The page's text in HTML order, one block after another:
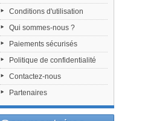
Conditions d'utilisation
Qui sommes-nous ?
Paiements sécurisés
Politique de confidentialité
Contactez-nous
Partenaires